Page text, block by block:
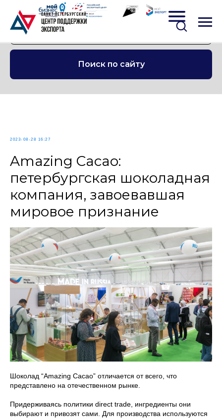
Поиск по сайту
2023-08-28 16:27
Amazing Cacao:
петербургская шоколадная
компания, завоевавшая
мировое признание
Шоколад “Amazing Cacao” отличается от всего, что
представлено на отечественном рынке.
Придерживаясь политики direct trade, ингредиенты они
выбирают и привозят сами. Для производства используются